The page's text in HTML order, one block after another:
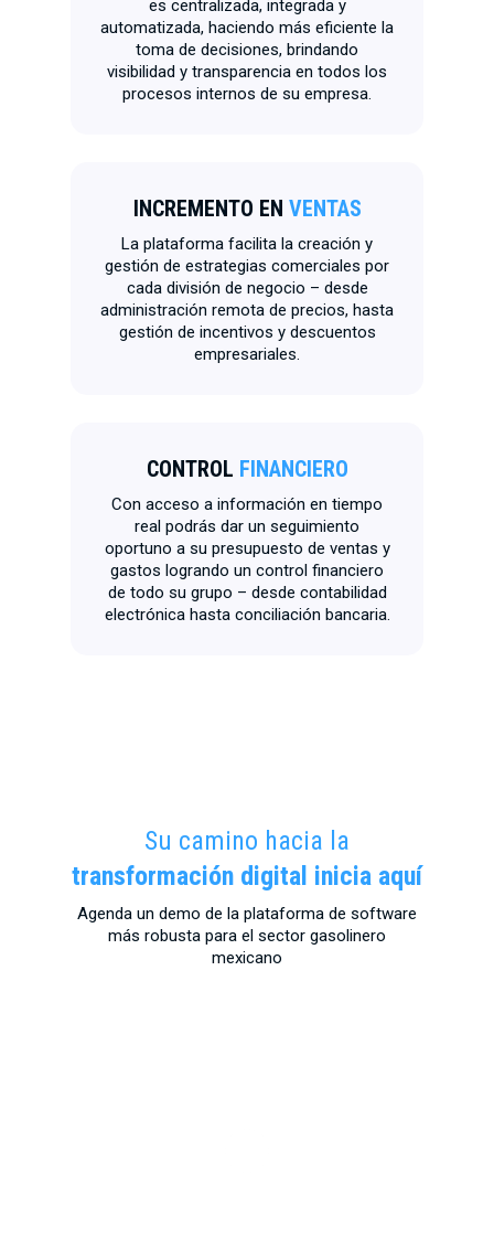
es centralizada, integrada y
automatizada, haciendo más eficiente la
toma de decisiones, brindando
visibilidad y transparencia en todos los
procesos internos de su empresa.
INCREMENTO EN VENTAS
La plataforma facilita la creación y
gestión de estrategias comerciales por
cada división de negocio – desde
administración remota de precios, hasta
gestión de incentivos y descuentos
empresariales.
CONTROL FINANCIERO
Con acceso a información en tiempo
real podrás dar un seguimiento
oportuno a su presupuesto de ventas y
gastos logrando un control financiero
de todo su grupo – desde contabilidad
electrónica hasta conciliación bancaria.
Su camino hacia la
transformación digital inicia aquí
Agenda un demo de la plataforma de software
más robusta para el sector gasolinero
mexicano